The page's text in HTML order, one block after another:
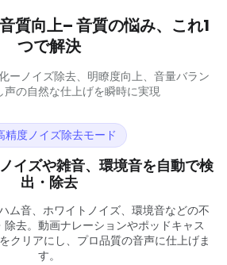
向上– 音質の悩み、これ1
つで解決
ーノイズ除去、明瞭度向上、音量バラン
声の自然な仕上げを瞬時に実現
精度ノイズ除去モード
イズや雑音、環境音を自動で検
出・除去
ム音、ホワイトノイズ、環境音などの不
去。動画ナレーションやポッドキャス
クリアにし、プロ品質の音声に仕上げま
す。